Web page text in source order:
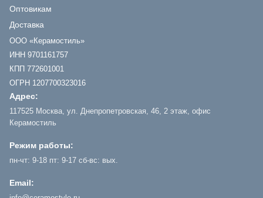
Оптовикам
Доставка
ООО «Керамостиль»
ИНН 9701161757
КПП 772601001
ОГРН 1207700323016
Адрес:
117525 Москва, ул. Днепропетровская, 46, 2 этаж, офис
Керамостиль
Режим работы:
пн-чт: 9-18 пт: 9-17 сб-вс: вых.
Email: